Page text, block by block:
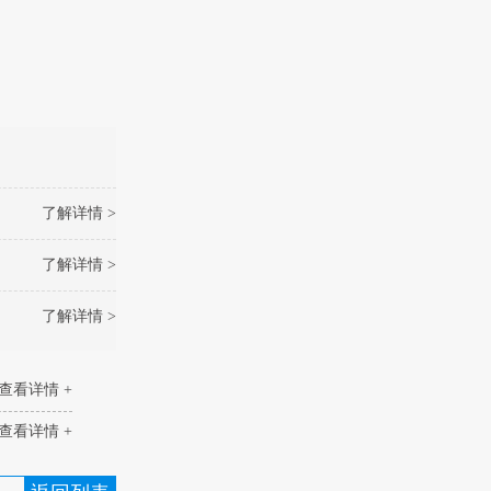
了解详情 >
了解详情 >
了解详情 >
看详情 +
看详情 +